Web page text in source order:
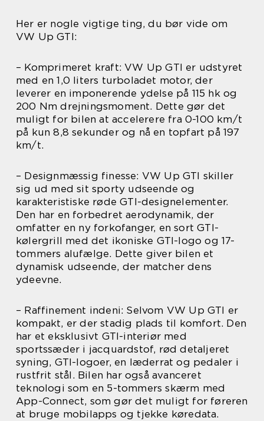
Her er nogle vigtige ting, du bør vide om
VW Up GTI:
– Komprimeret kraft: VW Up GTI er udstyret
med en 1,0 liters turboladet motor, der
leverer en imponerende ydelse på 115 hk og
200 Nm drejningsmoment. Dette gør det
muligt for bilen at accelerere fra 0-100 km/t
på kun 8,8 sekunder og nå en topfart på 197
km/t.
– Designmæssig finesse: VW Up GTI skiller
sig ud med sit sporty udseende og
karakteristiske røde GTI-designelementer.
Den har en forbedret aerodynamik, der
omfatter en ny forkofanger, en sort GTI-
kølergrill med det ikoniske GTI-logo og 17-
tommers alufælge. Dette giver bilen et
dynamisk udseende, der matcher dens
ydeevne.
– Raffinement indeni: Selvom VW Up GTI er
kompakt, er der stadig plads til komfort. Den
har et eksklusivt GTI-interiør med
sportssæder i jacquardstof, rød detaljeret
syning, GTI-logoer, en læderrat og pedaler i
rustfrit stål. Bilen har også avanceret
teknologi som en 5-tommers skærm med
App-Connect, som gør det muligt for føreren
at bruge mobilapps og tjekke køredata.